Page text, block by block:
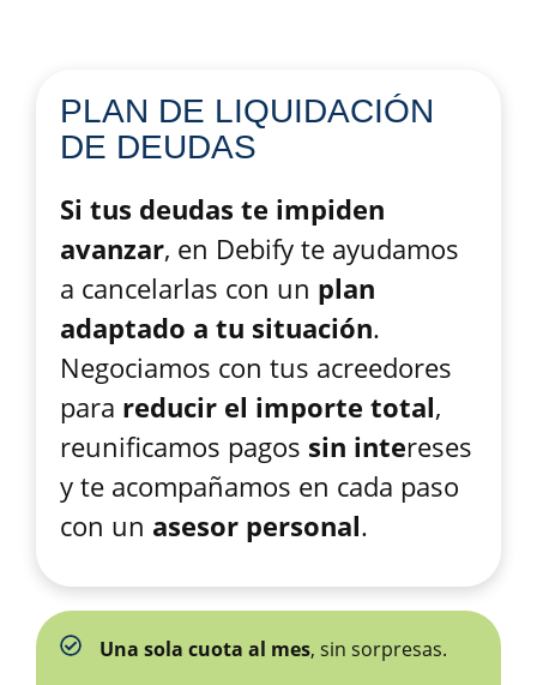
PLAN DE LIQUIDACIÓN
DE DEUDAS​
Si tus deudas te impiden
avanzar, en Debify te ayudamos
a cancelarlas con un plan
adaptado a tu situación.
Negociamos con tus acreedores
para reducir el importe total,
reunificamos pagos sin intereses
y te acompañamos en cada paso
con un asesor personal.
Una sola cuota al mes, sin sorpresas.